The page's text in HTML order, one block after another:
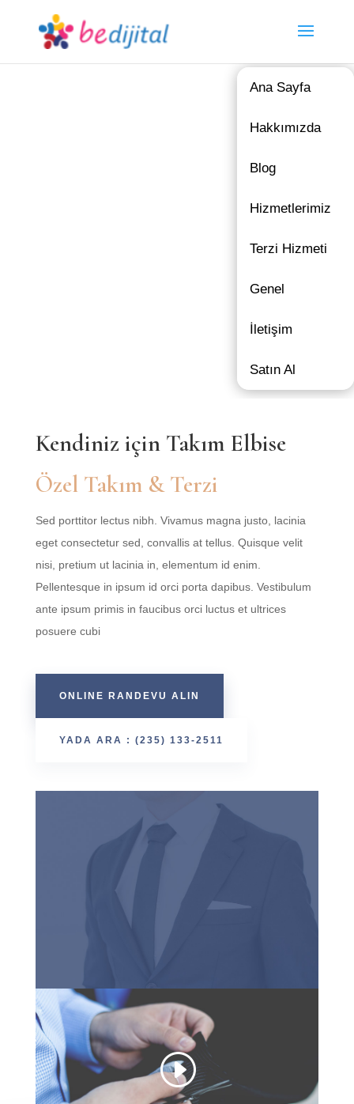
Ana Sayfa
Hakkımızda
Blog
Hizmetlerimiz
Terzi Hizmeti
Genel
İletişim
Satın Al
Kendiniz için Takım Elbise
Özel Takım & Terzi
Sed porttitor lectus nibh. Vivamus magna justo, lacinia
eget consectetur sed, convallis at tellus. Quisque velit
nisi, pretium ut lacinia in, elementum id enim.
Pellentesque in ipsum id orci porta dapibus. Vestibulum
ante ipsum primis in faucibus orci luctus et ultrices
posuere cubi
ONLINE RANDEVU ALIN
YADA ARA : (235) 133-2511